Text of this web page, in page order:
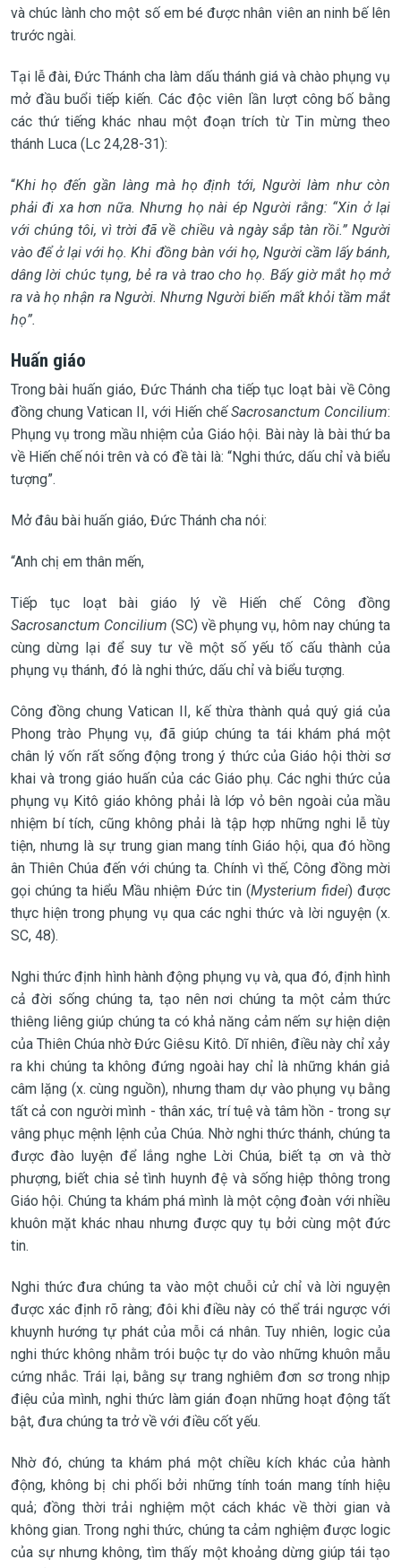
và chúc lành cho một số em bé được nhân viên an ninh bế lên
trước ngài.
Tại lễ đài, Đức Thánh cha làm dấu thánh giá và chào phụng vụ
mở đầu buổi tiếp kiến. Các độc viên lần lượt công bố bằng
các thứ tiếng khác nhau một đoạn trích từ Tin mừng theo
thánh Luca (Lc 24,28-31):
“Khi họ đến gần làng mà họ định tới, Người làm như còn
phải đi xa hơn nữa. Nhưng họ nài ép Người rằng: “Xin ở lại
với chúng tôi, vì trời đã về chiều và ngày sắp tàn rồi.” Người
vào để ở lại với họ. Khi đồng bàn với họ, Người cầm lấy bánh,
dâng lời chúc tụng, bẻ ra và trao cho họ. Bấy giờ mắt họ mở
ra và họ nhận ra Người. Nhưng Người biến mất khỏi tầm mắt
họ”.
Huấn giáo
Trong bài huấn giáo, Đức Thánh cha tiếp tục loạt bài về Công
đồng chung Vatican II, với Hiến chếSacrosanctum Concilium:
Phụng vụ trong mầu nhiệm của Giáo hội. Bài này là bài thứ ba
về Hiến chế nói trên và có đề tài là: “Nghi thức, dấu chỉ và biểu
tượng”.
Mở đâu bài huấn giáo, Đức Thánh cha nói:
“Anh chị em thân mến,
Tiếp tục loạt bài giáo lý về Hiến chế Công đồng
Sacrosanctum Concilium (SC) về phụng vụ, hôm nay chúng ta
cùng dừng lại để suy tư về một số yếu tố cấu thành của
phụng vụ thánh, đó là nghi thức, dấu chỉ và biểu tượng.
Công đồng chung Vatican II, kế thừa thành quả quý giá của
Phong trào Phụng vụ, đã giúp chúng ta tái khám phá một
chân lý vốn rất sống động trong ý thức của Giáo hội thời sơ
khai và trong giáo huấn của các Giáo phụ. Các nghi thức của
phụng vụ Kitô giáo không phải là lớp vỏ bên ngoài của mầu
nhiệm bí tích, cũng không phải là tập hợp những nghi lễ tùy
tiện, nhưng là sự trung gian mang tính Giáo hội, qua đó hồng
ân Thiên Chúa đến với chúng ta. Chính vì thế, Công đồng mời
gọi chúng ta hiểu Mầu nhiệm Đức tin (Mysterium fidei) được
thực hiện trong phụng vụ qua các nghi thức và lời nguyện (x.
SC, 48).
Nghi thức định hình hành động phụng vụ và, qua đó, định hình
cả đời sống chúng ta, tạo nên nơi chúng ta một cảm thức
thiêng liêng giúp chúng ta có khả năng cảm nếm sự hiện diện
của Thiên Chúa nhờ Đức Giêsu Kitô. Dĩ nhiên, điều này chỉ xảy
ra khi chúng ta không đứng ngoài hay chỉ là những khán giả
câm lặng (x. cùng nguồn), nhưng tham dự vào phụng vụ bằng
tất cả con người mình - thân xác, trí tuệ và tâm hồn - trong sự
vâng phục mệnh lệnh của Chúa. Nhờ nghi thức thánh, chúng ta
được đào luyện để lắng nghe Lời Chúa, biết tạ ơn và thờ
phượng, biết chia sẻ tình huynh đệ và sống hiệp thông trong
Giáo hội. Chúng ta khám phá mình là một cộng đoàn với nhiều
khuôn mặt khác nhau nhưng được quy tụ bởi cùng một đức
tin.
Nghi thức đưa chúng ta vào một chuỗi cử chỉ và lời nguyện
được xác định rõ ràng; đôi khi điều này có thể trái ngược với
khuynh hướng tự phát của mỗi cá nhân. Tuy nhiên, logic của
nghi thức không nhằm trói buộc tự do vào những khuôn mẫu
cứng nhắc. Trái lại, bằng sự trang nghiêm đơn sơ trong nhịp
điệu của mình, nghi thức làm gián đoạn những hoạt động tất
bật, đưa chúng ta trở về với điều cốt yếu.
Nhờ đó, chúng ta khám phá một chiều kích khác của hành
động, không bị chi phối bởi những tính toán mang tính hiệu
quả; đồng thời trải nghiệm một cách khác về thời gian và
không gian. Trong nghi thức, chúng ta cảm nghiệm được logic
của sự nhưng không, tìm thấy một khoảng dừng giúp tái tạo